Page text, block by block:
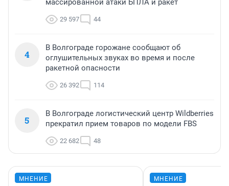
29 597 44
4
В Волгограде горожане сообщают об
оглушительных звуках во время и после
ракетной опасности
26 392 114
5
В Волгограде логистический центр Wildberries
прекратил прием товаров по модели FBS
22 682 48
МНЕНИЕ МНЕНИЕ